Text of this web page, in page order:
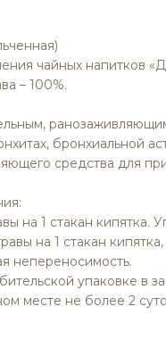
чайных напитков
– 100%.
бронхиальной
средства для
на 1 стакан кипятка.
на 1 стакан
непереносимость.
упаковке в
месте не более 2